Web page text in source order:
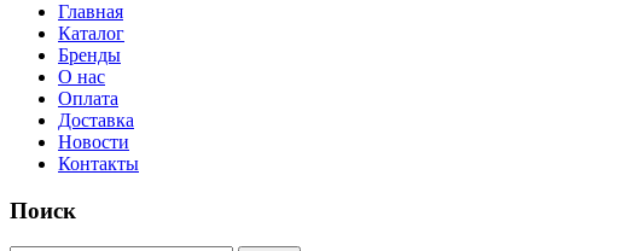
Главная
Каталог
Бренды
О нас
Оплата
Доставка
Новости
Контакты
Поиск